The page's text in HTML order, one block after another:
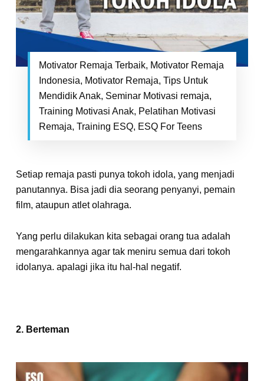
Motivator Remaja Terbaik, Motivator Remaja
Indonesia, Motivator Remaja, Tips Untuk
Mendidik Anak, Seminar Motivasi remaja,
Training Motivasi Anak, Pelatihan Motivasi
Remaja, Training ESQ, ESQ For Teens
Setiap remaja pasti punya tokoh idola, yang menjadi
panutannya. Bisa jadi dia seorang penyanyi, pemain
film, ataupun atlet olahraga.
Yang perlu dilakukan kita sebagai orang tua adalah
mengarahkannya agar tak meniru semua dari tokoh
idolanya. apalagi jika itu hal-hal negatif.
2. Berteman